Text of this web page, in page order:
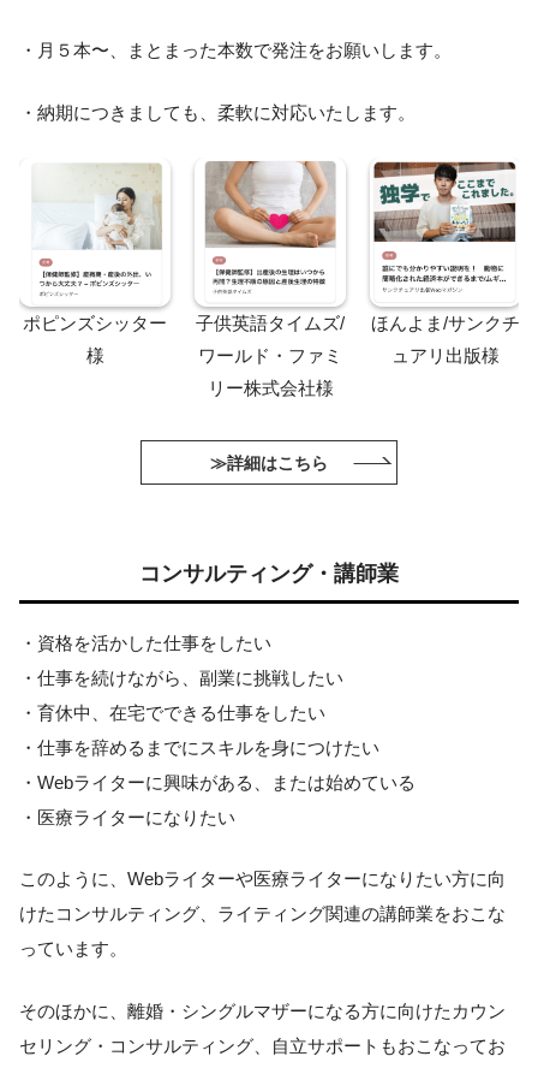
・月５本〜、まとまった本数で発注をお願いします。
・納期につきましても、柔軟に対応いたします。
ポピンズシッター
様
子供英語タイムズ/
ワールド・ファミ
リー株式会社様
ほんよま/サンクチ
ュアリ出版様
≫詳細はこちら
コンサルティング・講師業
・資格を活かした仕事をしたい
・仕事を続けながら、副業に挑戦したい
・育休中、在宅でできる仕事をしたい
・仕事を辞めるまでにスキルを身につけたい
・Webライターに興味がある、または始めている
・医療ライターになりたい
このように、Webライターや医療ライターになりたい方に向
けたコンサルティング、ライティング関連の講師業をおこな
っています。
そのほかに、離婚・シングルマザーになる方に向けたカウン
セリング・コンサルティング、自立サポートもおこなってお